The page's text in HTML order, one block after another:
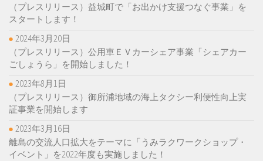
（プレスリリース）益城町で「お出かけ支援つなぐ事業」を
スタートします！
（プレスリリース）公用車ＥＶカーシェア事業「シェアカー
ごしょうら」を開始しました！
2024年3月20日
（プレスリリース）御所浦地域の海上タクシー利便性向上実
証事業を開始します
2023年8月1日
離島の交流人口拡大をテーマに「うみラクワークショップ・
イベント」を2022年度も実施しました！
2023年3月16日